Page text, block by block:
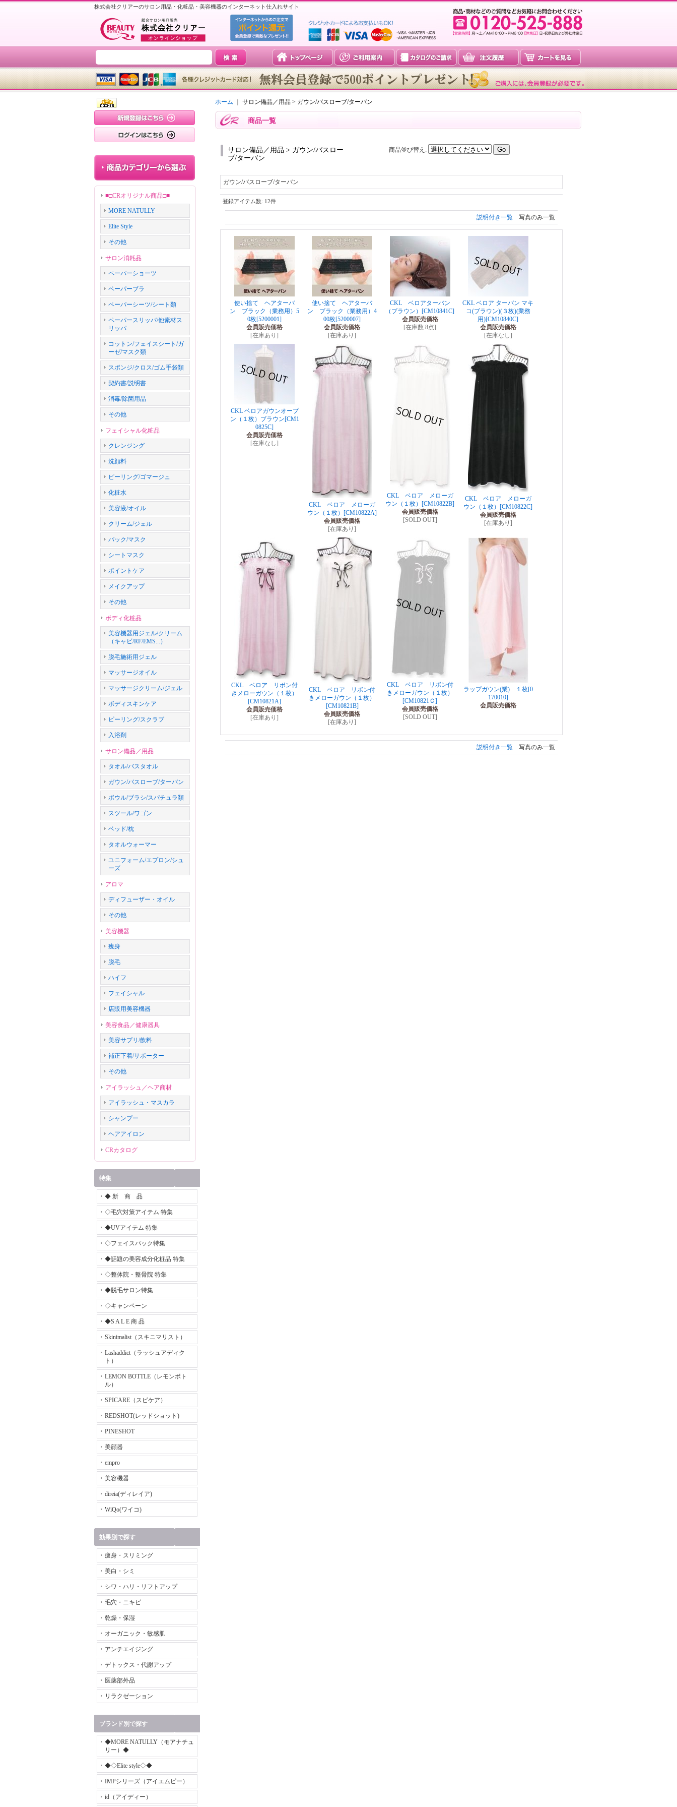
株式会社クリアーのサロン用品・化粧品・美容機器のインターネット仕入れサイト
■□CRオリジナル商品□■
MORE NATULLY
Elite Style
その他
サロン消耗品
ペーパーショーツ
ペーパーブラ
ペーパーシーツ/シート類
ペーパースリッパ/他素材ス
リッパ
コットン/フェイスシート/ガ
ーゼ/マスク類
スポンジ/クロス/ゴム手袋類
契約書/説明書
消毒/除菌用品
その他
フェイシャル化粧品
クレンジング
洗顔料
ピーリング/ゴマージュ
化粧水
美容液/オイル
クリーム/ジェル
パック/マスク
シートマスク
ポイントケア
メイクアップ
その他
ボディ化粧品
美容機器用ジェル/クリーム
（キャビ/RF/EMS...）
脱毛施術用ジェル
マッサージオイル
マッサージクリーム/ジェル
ボディスキンケア
ピーリング/スクラブ
入浴剤
サロン備品／用品
タオル/バスタオル
ガウン/バスローブ/ターバン
ボウル/ブラシ/スパチュラ類
スツール/ワゴン
ベッド/枕
タオルウォーマー
ユニフォーム/エプロン/シュ
ーズ
アロマ
ディフューザー・オイル
その他
美容機器
痩身
脱毛
ハイフ
フェイシャル
店販用美容機器
美容食品／健康器具
美容サプリ/飲料
補正下着/サポーター
その他
アイラッシュ／ヘア商材
アイラッシュ・マスカラ
シャンプー
ヘアアイロン
CRカタログ
特集
◆ 新 商 品
◇毛穴対策アイテム 特集
◆UVアイテム 特集
◇フェイスパック特集
◆話題の美容成分化粧品 特集
◇整体院・整骨院 特集
◆脱毛サロン特集
◇キャンペーン
◆S A L E 商 品
Skinimalist（スキニマリスト）
Lashaddict（ラッシュアディク
ト）
LEMON BOTTLE（レモンボト
ル）
SPICARE（スピケア）
REDSHOT(レッドショット)
PINESHOT
美顔器
empro
美容機器
direia(ディレイア)
WiQo(ワイコ)
効果別で探す
痩身・スリミング
美白・シミ
シワ・ハリ・リフトアップ
毛穴・ニキビ
乾燥・保湿
オーガニック・敏感肌
アンチエイジング
デトックス・代謝アップ
医薬部外品
リラクゼーション
ブランド別で探す
◆MORE NATULLY（モアナチュ
リー）◆
◆◇Elite style◇◆
IMPシリーズ（アイエムピー）
id（アイディー）
ホーム サロン備品／用品 > ガウン/バスローブ/ターバン
商品一覧
サロン備品／用品 > ガウン/バスロー
ブ/ターバン
商品並び替え :
ガウン/バスローブ/ターバン
登録アイテム数: 12件
説明付き一覧 写真のみ一覧
使い捨て ヘアターバ
ン ブラック（業務用）5
0枚[5200001]
会員販売価格
[在庫あり]
使い捨て ヘアターバ
ン ブラック（業務用）4
00枚[5200007]
会員販売価格
[在庫あり]
CKL ベロアターバン
（ブラウン） [CM10841C]
会員販売価格
[在庫数 8点]
CKL ベロア ターバン マキ
コ(ブラウン)(３枚)(業務
用)[CM10840C]
会員販売価格
[在庫なし]
CKL ベロアガウンオープ
ン（１枚）ブラウン[CM1
0825C]
会員販売価格
[在庫なし]
CKL ベロア メローガ
ウン（１枚） [CM10822A]
会員販売価格
[在庫あり]
CKL ベロア メローガ
ウン（１枚） [CM10822B]
会員販売価格
[SOLD OUT]
CKL ベロア メローガ
ウン（１枚） [CM10822C]
会員販売価格
[在庫あり]
CKL ベロア リボン付
きメローガウン（１枚）
[CM10821A]
会員販売価格
[在庫あり]
CKL ベロア リボン付
きメローガウン（１枚）
[CM10821B]
会員販売価格
[在庫あり]
CKL ベロア リボン付
きメローガウン（１枚）
[CM10821Ｃ]
会員販売価格
[SOLD OUT]
ラップガウン(業) １枚[0
170010]
会員販売価格
説明付き一覧 写真のみ一覧